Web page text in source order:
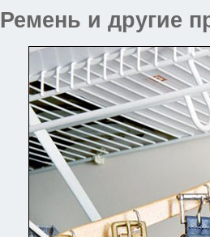
Ремень и другие